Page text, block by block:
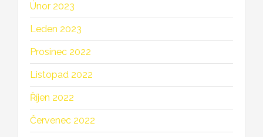
Únor 2023
Leden 2023
Prosinec 2022
Listopad 2022
Říjen 2022
Červenec 2022